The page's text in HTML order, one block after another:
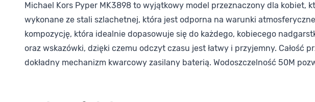
Michael Kors Pyper MK3898 to wyjątkowy model przeznaczony dla kobiet,
wykonane ze stali szlachetnej, która jest odporna na warunki
kompozycję, która idealnie dopasowuje się do każdego, kobiecego
oraz wskazówki, dzięki czemu odczyt czasu jest łatwy i przyjemny. Całość
dokładny mechanizm kwarcowy zasilany baterią. Wodoszczelność 50M